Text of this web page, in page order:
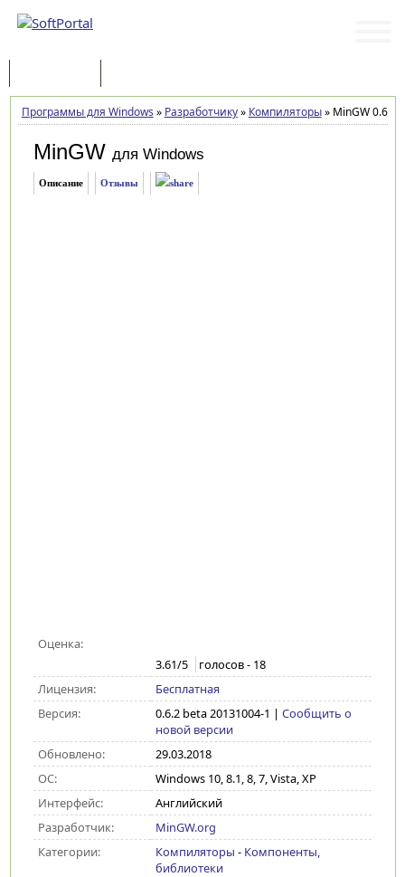
Программы для Windows » Разработчику» Компиляторы»MinGW 0.6.2
MinGW для Windows
Описание Отзывы
Оценка:
3.61/5 голосов - 18
Лицензия:
Бесплатная
Версия:
0.6.2 beta 20131004-1 | Сообщить о
новой версии
Обновлено:
29.03.2018
ОС:
Windows 10, 8.1, 8, 7, Vista, XP
Интерфейс:
Английский
Разработчик:
MinGW.org
Категории:
Компиляторы - Компоненты,
библиотеки